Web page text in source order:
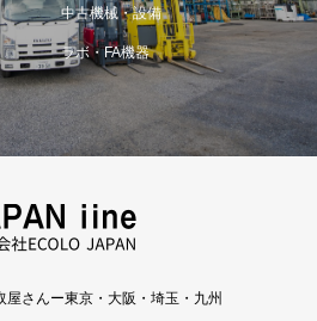
中古機械・設備
ラボ・FA機器
屋さんー東京・大阪・埼玉・九州